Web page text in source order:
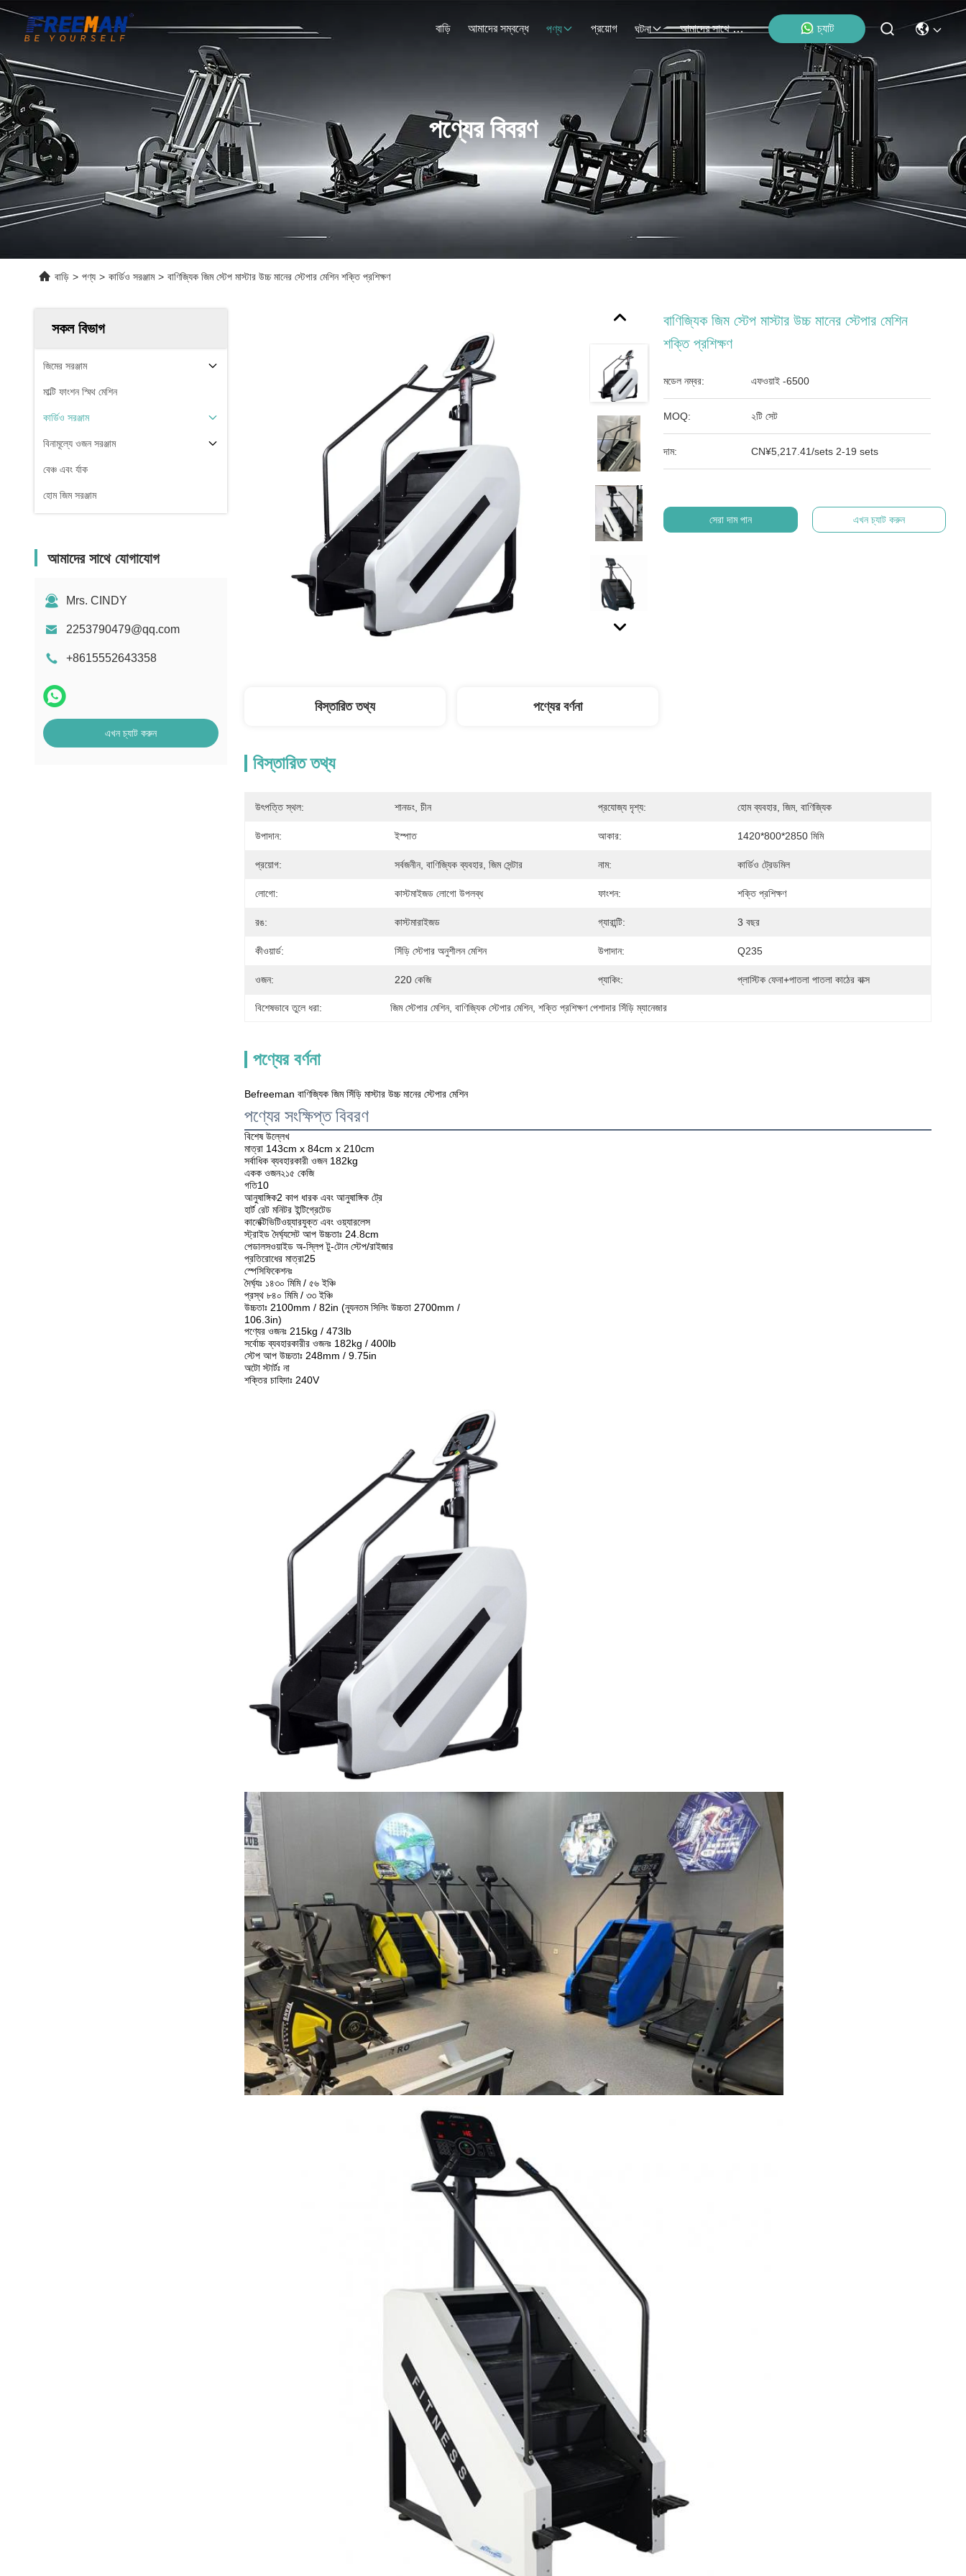
বাড়ি আমাদের সম্বন্ধে পণ্য প্রয়োগ ঘটনা আমাদের সাথে যোগাযোগ চ্যাট
পণ্যের বিবরণ
বাড়ি > পণ্য > কার্ডিও সরঞ্জাম > বাণিজ্যিক জিম স্টেপ মাস্টার উচ্চ মানের স্টেপার মেশিন শক্তি প্রশিক্ষণ
সকল বিভাগ
জিমের সরঞ্জাম
মাল্টি ফাংশন স্মিথ মেশিন
কার্ডিও সরঞ্জাম
বিনামূল্যে ওজন সরঞ্জাম
বেঞ্চ এবং র্যাক
হোম জিম সরঞ্জাম
আমাদের সাথে যোগাযোগ
Mrs. CINDY
2253790479@qq.com
+8615552643358
এখন চ্যাট করুন
বাণিজ্যিক জিম স্টেপ মাস্টার উচ্চ মানের স্টেপার মেশিন
শক্তি প্রশিক্ষণ
মডেল নম্বর: এফওয়াই -6500
MOQ: ২টি সেট
দাম: CN¥5,217.41/sets 2-19 sets
সেরা দাম পান এখন চ্যাট করুন
বিস্তারিত তথ্য পণ্যের বর্ণনা
বিস্তারিত তথ্য
উৎপত্তি স্থল: শানডং, চীন প্রযোজ্য দৃশ্য: হোম ব্যবহার, জিম, বাণিজ্যিক
উপাদান: ইস্পাত আকার: 1420*800*2850 মিমি
প্রয়োগ: সর্বজনীন, বাণিজ্যিক ব্যবহার, জিম সেন্টার নাম: কার্ডিও ট্রেডমিল
লোগো: কাস্টমাইজড লোগো উপলব্ধ ফাংশন: শক্তি প্রশিক্ষণ
রঙ: কাস্টমারাইজড গ্যারান্টি: 3 বছর
কীওয়ার্ড: সিঁড়ি স্টেপার অনুশীলন মেশিন উপাদান: Q235
ওজন: 220 কেজি প্যাকিং: প্লাস্টিক ফেনা+পাতলা পাতলা কাঠের বাক্স
বিশেষভাবে তুলে ধরা: জিম স্টেপার মেশিন, বাণিজ্যিক স্টেপার মেশিন, শক্তি প্রশিক্ষণ পেশাদার সিঁড়ি ম্যানেজার
পণ্যের বর্ণনা
Befreeman বাণিজ্যিক জিম সিঁড়ি মাস্টার উচ্চ মানের স্টেপার মেশিন
পণ্যের সংক্ষিপ্ত বিবরণ
বিশেষ উল্লেখ
মাত্রা 143cm x 84cm x 210cm
সর্বাধিক ব্যবহারকারী ওজন 182kg
একক ওজন২১৫ কেজি
গতি10
আনুষাঙ্গিক2 কাপ ধারক এবং আনুষাঙ্গিক ট্রে
হার্ট রেট মনিটর ইন্টিগ্রেটেড
কানেক্টিভিটিওয়্যারযুক্ত এবং ওয়্যারলেস
স্ট্রাইড দৈর্ঘ্যসেট আপ উচ্চতাঃ 24.8cm
পেডালসওয়াইড অ-স্লিপ টু-টোন স্টেপ/রাইজার
প্রতিরোধের মাত্রা25
স্পেসিফিকেশনঃ
দৈর্ঘ্যঃ ১৪৩০ মিমি / ৫৬ ইঞ্চি
প্রস্থ ৮৪০ মিমি / ৩৩ ইঞ্চি
উচ্চতাঃ 2100mm / 82in (ন্যূনতম সিলিং উচ্চতা 2700mm /
106.3in)
পণ্যের ওজনঃ 215kg / 473lb
সর্বোচ্চ ব্যবহারকারীর ওজনঃ 182kg / 400lb
স্টেপ আপ উচ্চতাঃ 248mm / 9.75in
অটো স্টার্টঃ না
শক্তির চাহিদাঃ 240V